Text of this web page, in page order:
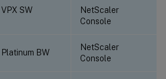
SW
NetScaler
Console
BW
NetScaler
Console